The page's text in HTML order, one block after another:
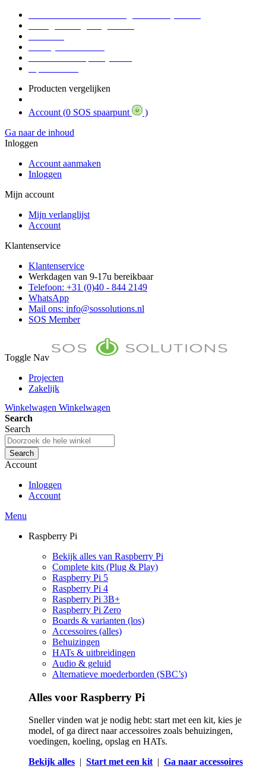
Producten vergelijken
Account (0 SOS spaarpunt
)
Ga naar de inhoud
Inloggen
Account aanmaken
Inloggen
Mijn account
Mijn verlanglijst
Account
Klantenservice
Klantenservice
Werkdagen van 9-17u bereikbaar
Telefoon: +31 (0)40 - 844 2149
WhatsApp
Mail ons: info@sossolutions.nl
SOS Member
Toggle Nav
Projecten
Zakelijk
Toon prijzen Incl. BTW
Toon prijzen Excl. BTW
Winkelwagen Winkelwagen
Search
Search
Search
Account
Inloggen
Account
Menu
Raspberry Pi
Bekijk alles van Raspberry Pi
Complete kits (Plug & Play)
Raspberry Pi 5
Raspberry Pi 4
Raspberry Pi 3B+
Raspberry Pi Zero
Boards & varianten (los)
Accessoires (alles)
Behuizingen
HATs & uitbreidingen
Audio & geluid
Alternatieve moederborden (SBC’s)
Alles voor Raspberry Pi
Sneller vinden wat je nodig hebt: start met een kit, kies je
model, of ga direct naar accessoires zoals behuizingen,
voedingen, koeling, opslag en HATs.
Bekijk alles | Start met een kit| Ga naar accessoires